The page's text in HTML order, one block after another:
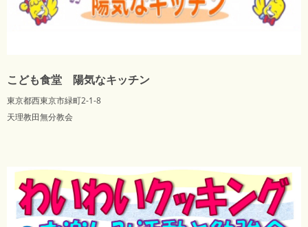
こども食堂 陽気なキッチン
東京都西東京市緑町2-1-8
天理教田無分教会